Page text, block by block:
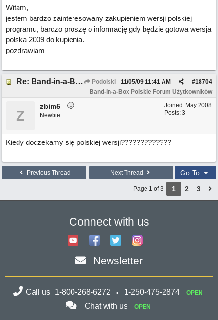
Witam,
jestem bardzo zainteresowany zakupieniem wersji polskiej
programu, bardzo proszę o informację gdy będzie gotowa wersja
polska 2009 do kupienia.
pozdrawiam
Re: Band-in-a-Box 2009 Podolski #18704
11/05/09 11:41 AM
Band-in-a-Box Polskie Forum Użytkowników
Joined: May 2008
Posts: 3
Z
zbim5
Newbie
Kiedy doczekamy się polskiej wersji?????????????
Previous Thread Next Thread Go To
Page 1 of 3 1 2 3
Connect with us
Newsletter
Call us 1-800-268-6272 1-250-475-2874 OPEN
Chat with us OPEN